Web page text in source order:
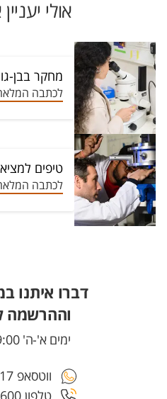
אולי
מחקר בבן-
לכתבה
טיפים
לכתבה
דברו איתנו
וההרשמה
ימים א'-ה' 09:00 - 17:00
ווטסאפ 050-8370517